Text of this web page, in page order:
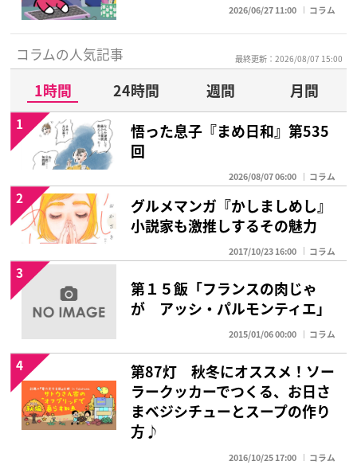
2026/06/27 11:00 コラム
コラムの人気記事 最終更新：2026/08/07 15:00
1時間 24時間 週間
月間
悟った息子『まめ日和』第535
回
2026/08/07 06:00 コラム
1
グルメマンガ『かしましめし』
小説家も激推しするその魅力
2017/10/23 16:00 コラム
2
第１５飯「フランスの肉じゃ
が アッシ・パルモンティエ」
2015/01/06 00:00 コラム
3
第87灯 秋冬にオススメ！ソー
ラークッカーでつくる、お日さ
まベジシチューとスープの作り
方♪
2016/10/25 17:00 コラム
4